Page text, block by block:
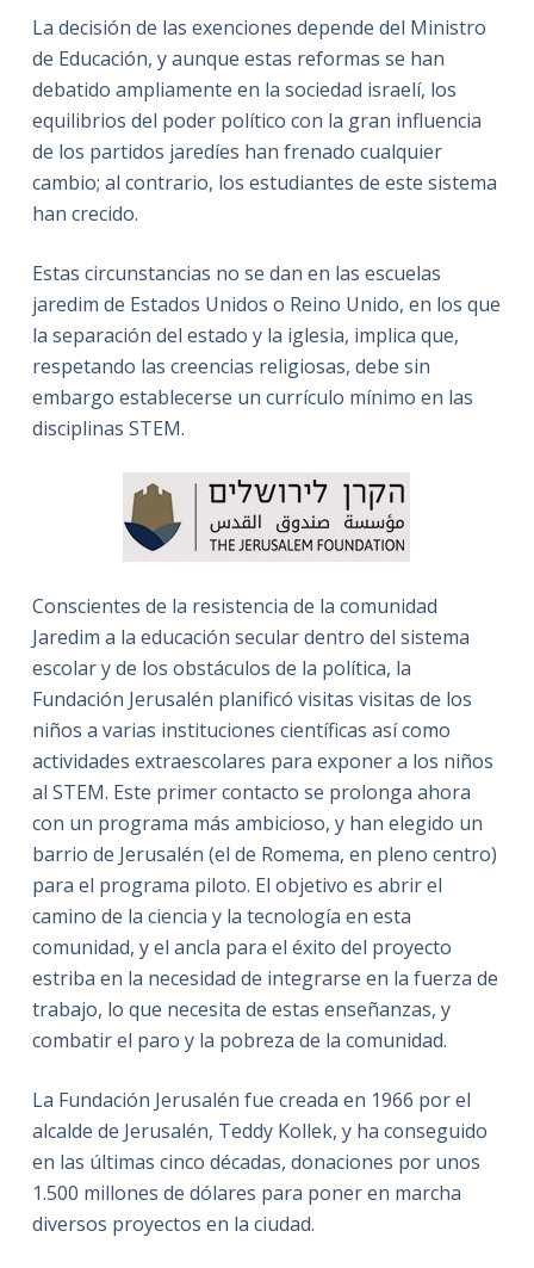
La decisión de las exenciones depende del Ministro
de Educación, y aunque estas reformas se han
debatido ampliamente en la sociedad israelí, los
equilibrios del poder político con la gran influencia
de los partidos jaredíes han frenado cualquier
cambio; al contrario, los estudiantes de este sistema
han crecido.
Estas circunstancias no se dan en las escuelas
jaredim de Estados Unidos o Reino Unido, en los que
la separación del estado y la iglesia, implica que,
respetando las creencias religiosas, debe sin
embargo establecerse un currículo mínimo en las
disciplinas STEM.
Conscientes de la resistencia de la comunidad
Jaredim a la educación secular dentro del sistema
escolar y de los obstáculos de la política, la
Fundación Jerusalén planificó visitas visitas de los
niños a varias instituciones científicas así como
actividades extraescolares para exponer a los niños
al STEM. Este primer contacto se prolonga ahora
con un programa más ambicioso, y han elegido un
barrio de Jerusalén (el de Romema, en pleno centro)
para el programa piloto. El objetivo es abrir el
camino de la ciencia y la tecnología en esta
comunidad, y el ancla para el éxito del proyecto
estriba en la necesidad de integrarse en la fuerza de
trabajo, lo que necesita de estas enseñanzas, y
combatir el paro y la pobreza de la comunidad.
La Fundación Jerusalén fue creada en 1966 por el
alcalde de Jerusalén, Teddy Kollek, y ha conseguido
en las últimas cinco décadas, donaciones por unos
1.500 millones de dólares para poner en marcha
diversos proyectos en la ciudad.